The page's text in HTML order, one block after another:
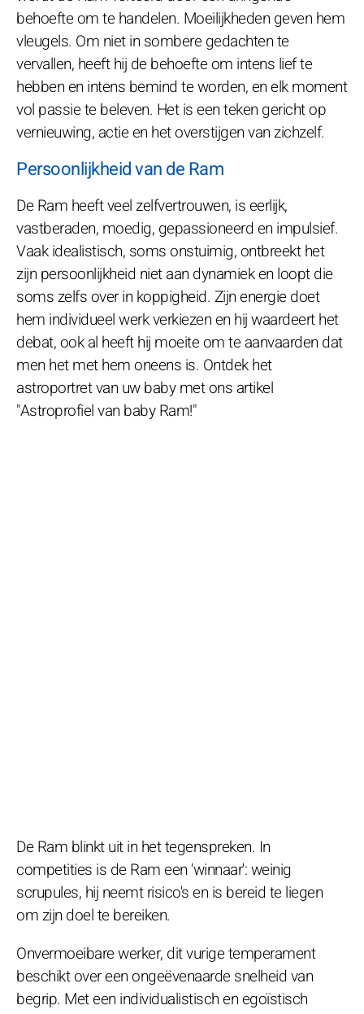
behoefte om te handelen. Moeilijkheden geven hem
vleugels. Om niet in sombere gedachten te
vervallen, heeft hij de behoefte om intens lief te
hebben en intens bemind te worden, en elk moment
vol passie te beleven. Het is een teken gericht op
vernieuwing, actie en het overstijgen van zichzelf.
Persoonlijkheid van de Ram
De Ram heeft veel zelfvertrouwen, is eerlijk,
vastberaden, moedig, gepassioneerd en impulsief.
Vaak idealistisch, soms onstuimig, ontbreekt het
zijn persoonlijkheid niet aan dynamiek en loopt die
soms zelfs over in koppigheid. Zijn energie doet
hem individueel werk verkiezen en hij waardeert het
debat, ook al heeft hij moeite om te aanvaarden dat
men het met hem oneens is. Ontdek het
astroportret van uw baby met ons artikel
"Astroprofiel van baby Ram!"
De Ram blinkt uit in het tegenspreken. In
competities is de Ram een 'winnaar': weinig
scrupules, hij neemt risico's en is bereid te liegen
om zijn doel te bereiken.
Onvermoeibare werker, dit vurige temperament
beschikt over een ongeëvenaarde snelheid van
begrip. Met een individualistisch en egoïstisch